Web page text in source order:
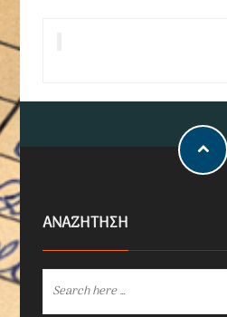
ΑΝΑΖΗΤΗΣΗ